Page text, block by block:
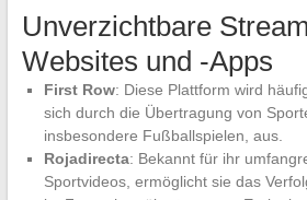
Unverzichtbare
Websites und -Apps
First Row: Diese Plattform wird
sich durch die Übertragung von
insbesondere Fußballspielen, aus.
Rojadirecta: Bekannt für ihr
Sportvideos, ermöglicht sie das